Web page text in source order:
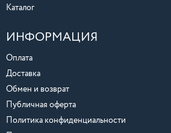
Каталог
ИНФОРМАЦИЯ
Оплата
Доставка
Обмен и возврат
Публичная оферта
Политика конфиденциальности